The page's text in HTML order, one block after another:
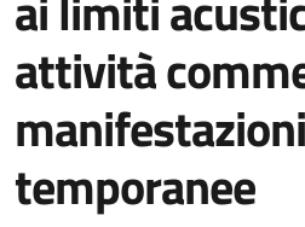
attività
manifestazioni
temporanee